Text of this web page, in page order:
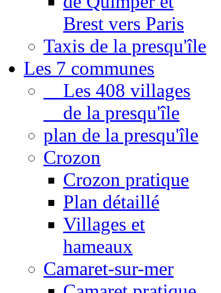
Brest vers Paris
Taxis de la presqu'île
Les 7 communes
Les 408 villages
de la presqu'île
plan de la presqu'île
Crozon
Crozon pratique
Plan détaillé
Villages et
hameaux
Camaret-sur-mer